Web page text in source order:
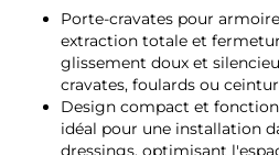
Porte-cravates pour
extraction totale et
glissement doux et
cravates, foulards ou
Design compact et
idéal pour une installation
dressings, optimisant